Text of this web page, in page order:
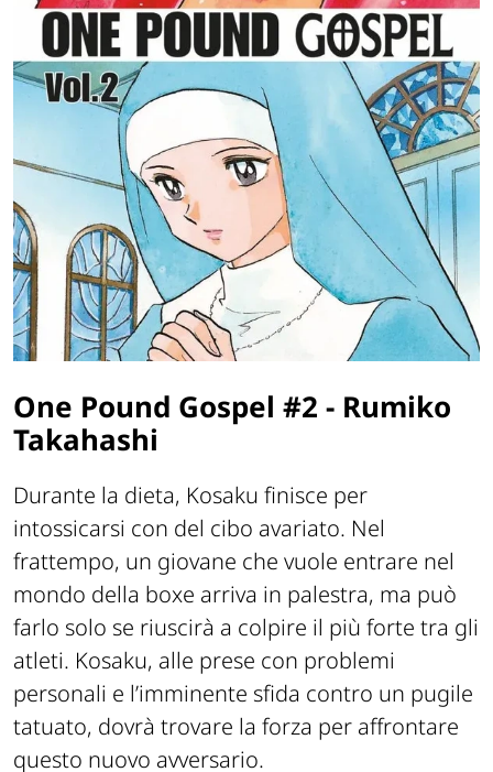
One Pound Gospel #2 - Rumiko
Takahashi
Durante la dieta, Kosaku finisce per
intossicarsi con del cibo avariato. Nel
frattempo, un giovane che vuole entrare nel
mondo della boxe arriva in palestra, ma può
farlo solo se riuscirà a colpire il più forte tra gli
atleti. Kosaku, alle prese con problemi
personali e l’imminente sfida contro un pugile
tatuato, dovrà trovare la forza per affrontare
questo nuovo avversario.